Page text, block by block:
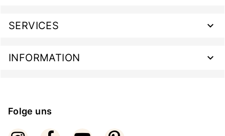
SERVICES
INFORMATION
Folge uns